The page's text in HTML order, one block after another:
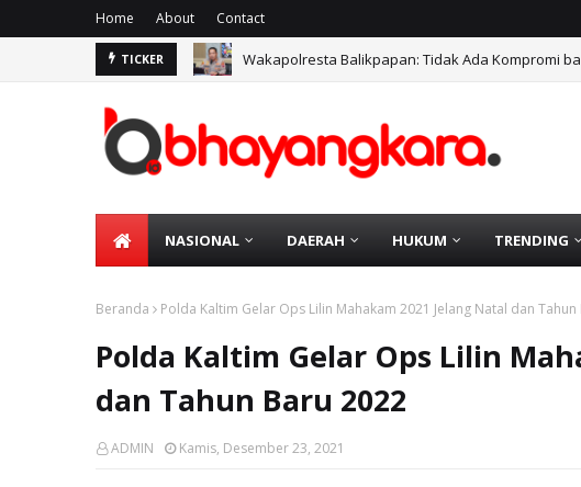
Home About Contact
TICKER Wakapolresta Balikpapan: Tidak Ada Kompromi
NASIONAL DAERAH HUKUM TRENDING
Beranda Polda Kaltim Gelar Ops Lilin Mahakam 2021 Jelang Natal dan Tahun
Polda Kaltim Gelar Ops Lilin
dan Tahun Baru 2022
ADMIN Kamis, Desember 23, 2021